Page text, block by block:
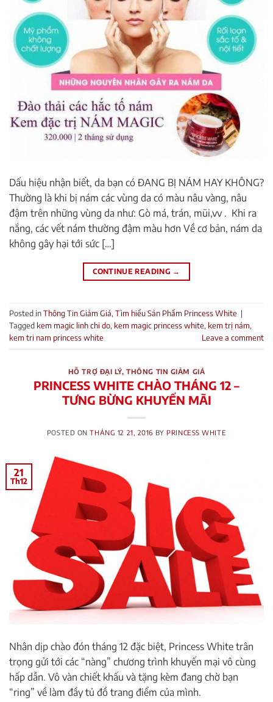
Dấu hiệu nhận biết, da bạn có ĐANG BỊ NÁM HAY KHÔNG?
Thường là khi bị nám các vùng da có màu nâu vàng, nâu
đậm trên những vùng da như: Gò má, trán, mũi,vv . Khi ra
nắng, các vết nám thường đậm màu hơn Về cơ bản, nám da
không gây hại tới sức […]
CONTINUE READING →
Posted inThông Tin Giảm Giá, Tìm hiểu Sản Phẩm Princess White |
Tagged kem magic linh chi do, kem magic princess white, kem trị nám,
kem tri nam princess white
Leave a comment
HỖ TRỢ ĐẠI LÝ ,THÔNG TIN GIẢM GIÁ
PRINCESS WHITE CHÀO THÁNG 12 –
TƯNG BỪNG KHUYẾN MÃI
POSTED ONTHÁNG 12 21, 2016 BY PRINCESS WHITE
21
Th12
Nhân dịp chào đón tháng 12 đặc biệt, Princess White trân
trọng gửi tới các “nàng” chương trình khuyến mại vô cùng
hấp dẫn. Vô vàn chiết khấu và tặng kèm đang chờ bạn
“ring” về làm đầy tủ đồ trang điểm của mình.